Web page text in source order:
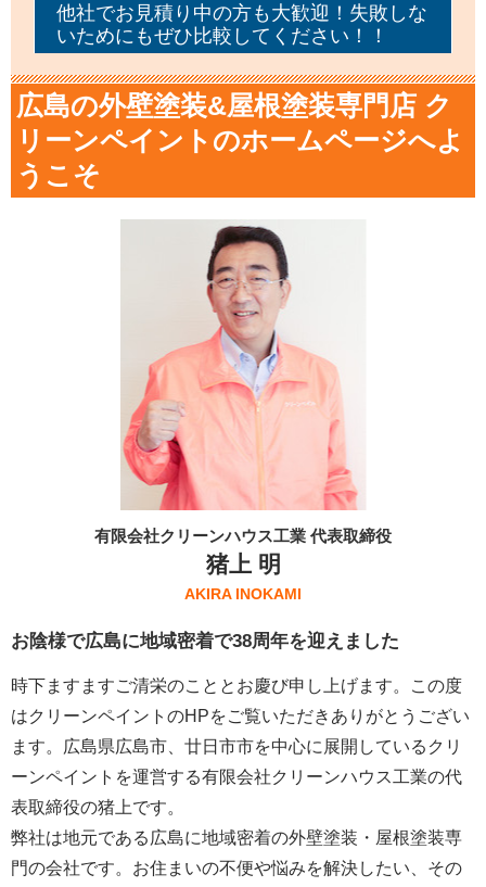
他社でお見積り中の方も大歓迎！失敗しな
いためにもぜひ比較してください！！
広島の外壁塗装&屋根塗装専門店 ク
リーンペイントのホームページへよ
うこそ
有限会社クリーンハウス工業 代表取締役
猪上 明
AKIRA INOKAMI
お陰様で広島に地域密着で38周年を迎えました
時下ますますご清栄のこととお慶び申し上げます。この度
はクリーンペイントのHPをご覧いただきありがとうござい
ます。広島県広島市、廿日市市を中心に展開しているクリ
ーンペイントを運営する有限会社クリーンハウス工業の代
表取締役の猪上です。
弊社は地元である広島に地域密着の外壁塗装・屋根塗装専
門の会社です。お住まいの不便や悩みを解決したい、その